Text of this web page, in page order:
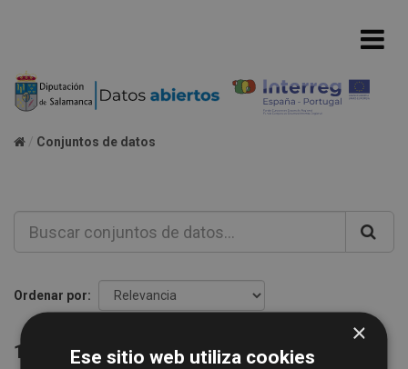
Conjuntos de datos
Ordenar por
1 conjunto de datos encontrado
×
Ese sitio web utiliza cookies